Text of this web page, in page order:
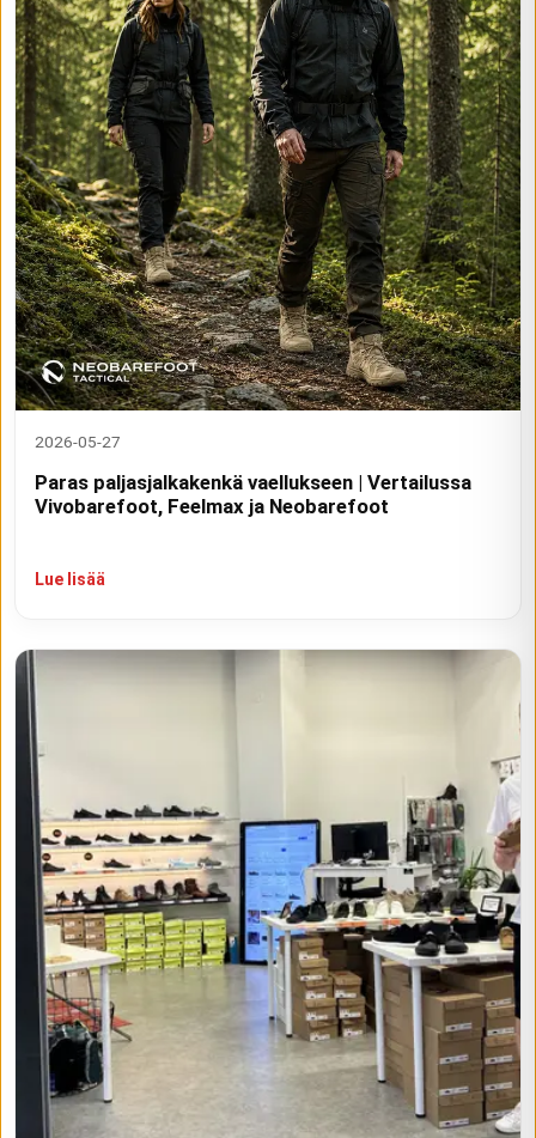
2026-05-27
Paras paljasjalkakenkä vaellukseen | Vertailussa
Vivobarefoot, Feelmax ja Neobarefoot
Lue lisää